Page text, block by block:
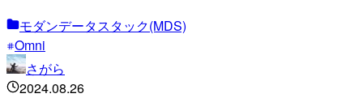
モダンデータスタック(MDS)
Omni
さがら
2024.08.26